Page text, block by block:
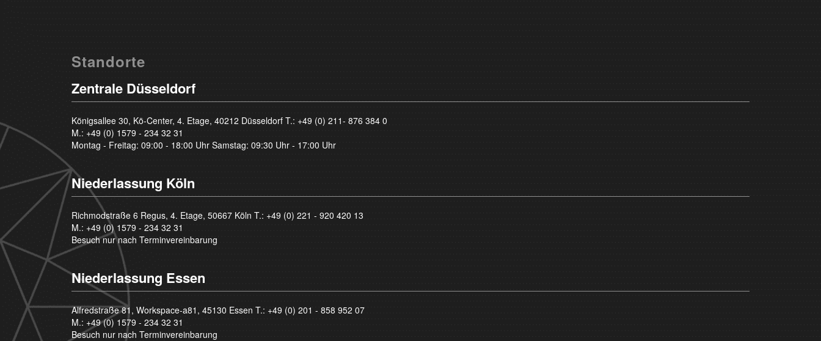
Standorte
Zentrale Düsseldorf
Königsallee 30, Kö-Center, 4. Etage, 40212 Düsseldorf T.: +49 (0) 211- 876 384 0
M.: +49 (0) 1579 - 234 32 31
Montag - Freitag: 09:00 - 18:00 Uhr Samstag: 09:30 Uhr - 17:00 Uhr
Niederlassung Köln
Richmodstraße 6 Regus, 4. Etage, 50667 Köln T.: +49 (0) 221 - 920 420 13
M.: +49 (0) 1579 - 234 32 31
Besuch nur nach Terminvereinbarung
Niederlassung Essen
Alfredstraße 81, Workspace-a81, 45130 Essen T.: +49 (0) 201 - 858 952 07
M.: +49 (0) 1579 - 234 32 31
Besuch nur nach Terminvereinbarung